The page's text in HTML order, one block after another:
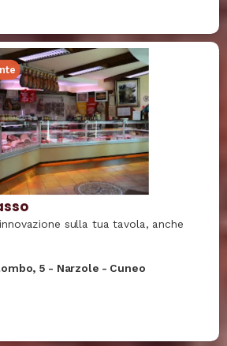
sulla tua tavola, anche
5 - Narzole - Cuneo